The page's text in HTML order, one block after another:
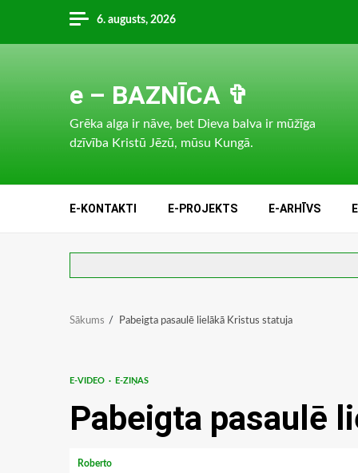
content
6. augusts, 2026
e – BAZNĪCA ✞
Grēka alga ir nāve, bet Dieva balva ir mūžīga
dzīvība Kristū Jēzū, mūsu Kungā.
E-KONTAKTI E-PROJEKTS E-ARHĪVS
Sākums Pabeigta pasaulē lielākā Kristus statuja
E-VIDEO E-ZIŅAS
Pabeigta pasaulē
Roberto